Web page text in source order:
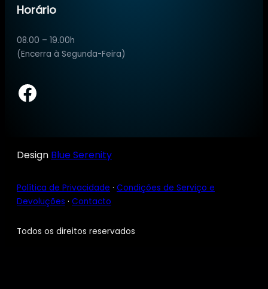
Horário
08.00 – 19.00h
(Encerra à Segunda-Feira)
Facebook
Design Blue Serenity
Política de Privacidade · Condições de Serviço e
Devoluções · Contacto
Todos os direitos reservados